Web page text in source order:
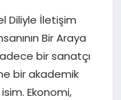
Diliyle İletişim
Bir Araya
bir sanatçı
bir akademik
Ekonomi,